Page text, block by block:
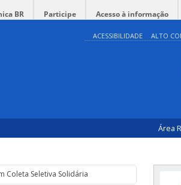
BR Participe Acesso à informação
ACESSIBILIDADE ALTO
Área
Coleta Seletiva Solidária